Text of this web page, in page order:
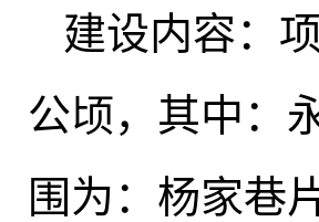
建设内容：
公顷，其中：
围为：杨家巷